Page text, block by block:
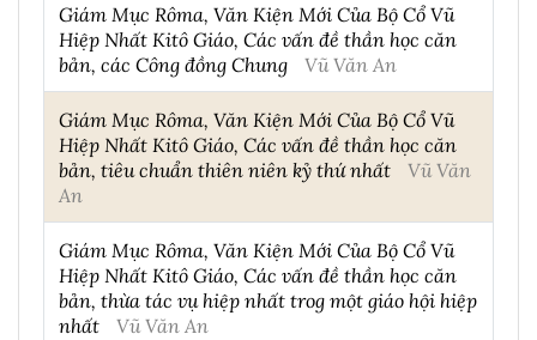
Giám Mục Rôma, Văn Kiện Mới Của Bộ Cổ Vũ
Hiệp Nhất Kitô Giáo, Các vấn đề thần học căn
bản, các Công đồng Chung
Vũ Văn An
Giám Mục Rôma, Văn Kiện Mới Của Bộ Cổ Vũ
Hiệp Nhất Kitô Giáo, Các vấn đề thần học căn
bản, tiêu chuẩn thiên niên kỷ thứ nhất
Vũ Văn
An
Giám Mục Rôma, Văn Kiện Mới Của Bộ Cổ Vũ
Hiệp Nhất Kitô Giáo, Các vấn đề thần học căn
bản, thừa tác vụ hiệp nhất trog một giáo hội hiệp
nhất
Vũ Văn An